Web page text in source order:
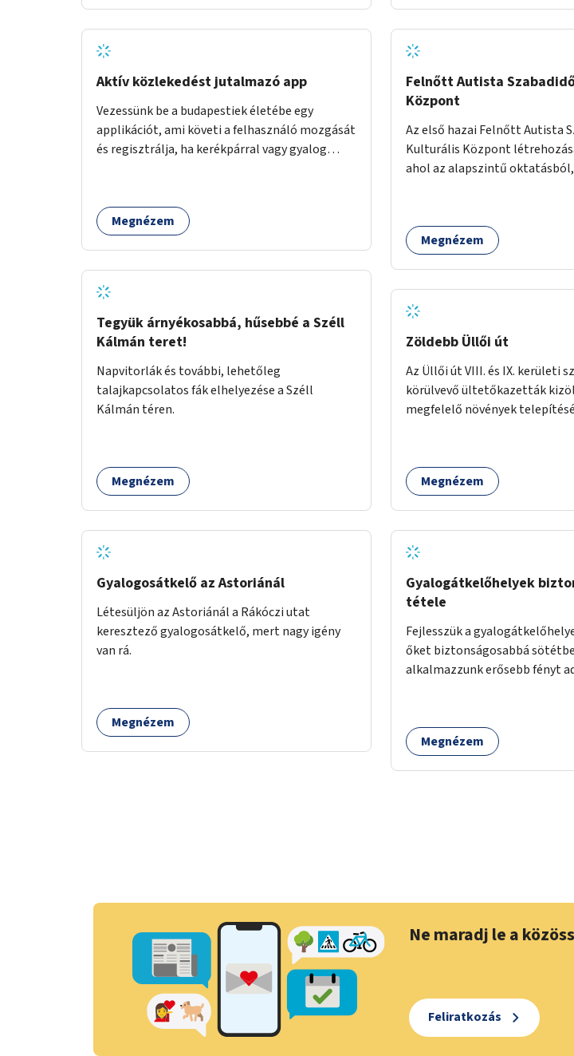
Aktív közlekedést jutalmazó app
Vezessünk be a budapestiek életébe egy
applikációt, ami követi a felhasználó mozgását
és regisztrálja, ha kerékpárral vagy gyalog
üzleti partnereknél kedvezményekre,
ajándékokra válthat a felhasználó.
Megnézem
Tegyük árnyékosabbá, hűsebbé a Széll
Kálmán teret!
Napvitorlák és további, lehetőleg
talajkapcsolatos fák elhelyezése a Széll
Kálmán téren.
Megnézem
Gyalogosátkelő az Astoriánál
Létesüljön az Astoriánál a Rákóczi utat
keresztező gyalogosátkelő, mert nagy igény
van rá.
Megnézem
Felnőtt Autista
Központ
Az első hazai Felnőtt Autista
Kulturális Központ
ahol az alapszintű oktatásból,
és közösségekre találhatnak.
Megnézem
Zöldebb Üllői út
Az Üllői út VIII. és IX. kerületi
körülvevő ültetőkazetták
megfelelő növények
Megnézem
Gyalogátkelőhelyek
tétele
Fejlesszük a
őket biztonságosabbá
alkalmazzunk erősebb fényt
számára.
Megnézem
Ne maradj le a
Feliratkozás